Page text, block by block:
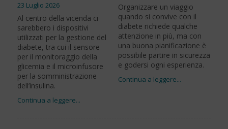
23 Luglio 2026
Al centro della vicenda ci
sarebbero i dispositivi
utilizzati per la gestione del
diabete, tra cui il sensore
per il monitoraggio della
glicemia e il microinfusore
per la somministrazione
dell’insulina.
Organizzare un viaggio
quando si convive con il
diabete richiede qualche
attenzione in più, ma con
una buona pianificazione è
possibile partire in sicurezza
e godersi ogni esperienza.